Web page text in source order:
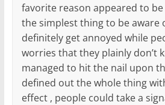
favorite reason appeared to
the simplest thing to be aware
definitely get annoyed while
worries that they plainly don’t
managed to hit the nail upon
defined out the whole thing
effect , people could take a